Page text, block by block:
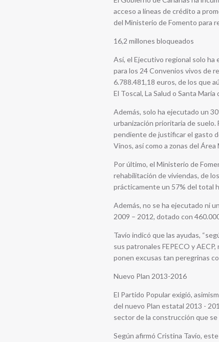
acceso a líneas de crédito a
del Ministerio de Fomento para
16,2 millones bloqueados
Así, el Ejecutivo regional solo
para los 24 Convenios vivos de
6.788.481,18 euros, de los que
El Toscal, La Salud o Santa María
Además, solo ha ejecutado un
urbanización prioritaria de
pendiente de justificar el gasto
Vinos, así como a zonas del
Por último, el Ministerio de
rehabilitación de viviendas, de
prácticamente un 57% del total
Además, no se ha ejecutado ni
2009 – 2012, dotado con
Tavío indicó que las ayudas,
sus patronales FEPECO y
ponen excusas tan peregrinas
Nuevo Plan 2013-2016
El Partido Popular exigió,
del nuevo Plan estatal 2013 -
sector de la construcción que se
Según afirmó Cristina Tavío,